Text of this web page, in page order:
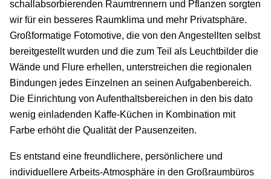
schallabsorbierenden Raumtrennern und Pflanzen sorgten
wir für ein besseres Raumklima und mehr Privatsphäre.
Großformatige Fotomotive, die von den Angestellten selbst
bereitgestellt wurden und die zum Teil als Leuchtbilder die
Wände und Flure erhellen, unterstreichen die regionalen
Bindungen jedes Einzelnen an seinen Aufgabenbereich.
Die Einrichtung von Aufenthaltsbereichen in den bis dato
wenig einladenden Kaffe-Küchen in Kombination mit
Farbe erhöht die Qualität der Pausenzeiten.
Es entstand eine freundlichere, persönlichere und
individuellere Arbeits-Atmosphäre in den Großraumbüros